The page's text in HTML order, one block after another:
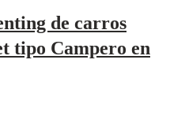
de carros
tipo Campero en